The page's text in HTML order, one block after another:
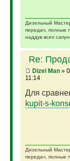
Дизельный
передач, полные
наддув всех
Re:
Dizel Man»
11:14
Для
kupit-s-
Дизельный
передач, полные